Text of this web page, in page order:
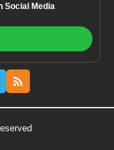
Social Media